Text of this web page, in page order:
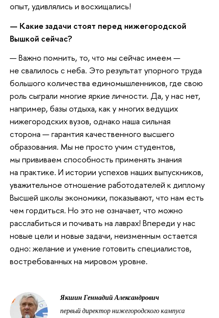
опыт, удивлялись и восхищались!
— Какие задачи стоят перед нижегородской
Вышкой сейчас?
— Важно помнить, то, что мы сейчас имеем —
не свалилось с неба. Это результат упорного труда
большого количества единомышленников, где свою
роль сыграли многие яркие личности. Да, у нас нет,
например, базы отдыха, как у многих ведущих
нижегородских вузов, однако наша сильная
сторона — гарантия качественного высшего
образования. Мы не просто учим студентов,
мы прививаем способность применять знания
на практике. И истории успехов наших выпускников,
уважительное отношение работодателей к диплому
Высшей школы экономики, показывают, что нам есть
чем гордиться. Но это не означает, что можно
расслабиться и почивать на лаврах! Впереди у нас
новые цели и новые задачи, неизменным остается
одно: желание и умение готовить специалистов,
востребованных на мировом уровне.
Якшин Геннадий Александрович
первый директор нижегородского кампуса